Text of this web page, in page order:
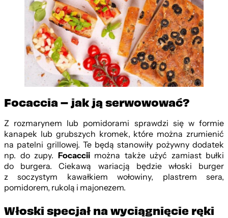
Focaccia – jak ją serwowować?
Z rozmarynem lub pomidorami sprawdzi się w formie
kanapek lub grubszych kromek, które można zrumienić
na patelni grillowej. Te będą stanowiły pożywny dodatek
np. do zupy. Focacciimożna także użyć zamiast bułki
do burgera. Ciekawą wariacją będzie włoski burger
z soczystym kawałkiem wołowiny, plastrem sera,
pomidorem, rukolą i majonezem.
Włoski specjał na wyciągnięcie ręki